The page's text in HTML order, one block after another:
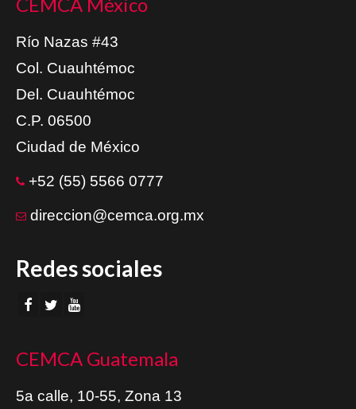
CEMCA México
Río Nazas #43
Col. Cuauhtémoc
Del. Cuauhtémoc
C.P. 06500
Ciudad de México
+52 (55) 5566 0777
direccion@cemca.org.mx
Redes sociales
CEMCA Guatemala
5a calle, 10-55, Zona 13